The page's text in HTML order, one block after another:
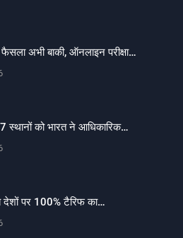
अभी बाकी, ऑनलाइन परीक्षा…
को भारत ने आधिकारिक…
देशों पर 100% टैरिफ का…